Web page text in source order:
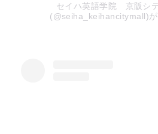
セイハ英語学院 京阪シ
(@seiha_keihancitymall)